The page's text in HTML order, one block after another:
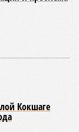
Все лагеря в
Отсутствие
запрета на
Кроме
на